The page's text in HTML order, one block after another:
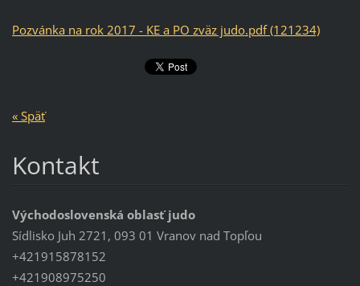
Pozvánka na rok 2017 - KE a PO zväz judo.pdf (121234)
« Späť
Kontakt
Východoslovenská oblasť judo
Sídlisko Juh 2721, 093 01 Vranov nad Topľou
+421915878152
+421908975250